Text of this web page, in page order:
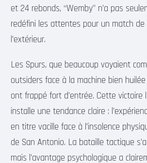
et 24 rebonds, “Wemby” n’a pas
redéfini les attentes pour un match de
l’extérieur.
Les Spurs, que beaucoup voyaient
outsiders face à la machine bien huilée
ont frappé fort d’entrée. Cette victoire
installe une tendance claire :
en titre vacille face à l’insolence
de San Antonio. La bataille tactique
mais l’avantage psychologique a